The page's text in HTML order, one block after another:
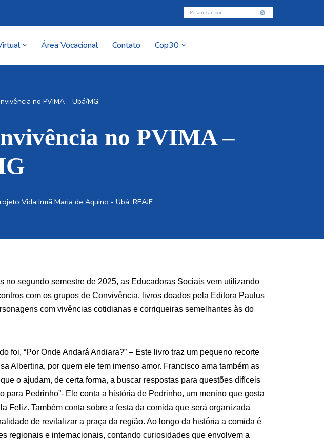
Área Vocacional Contato Cop30
no PVIMA – Ubá/MG
no PVIMA –
Vida Irmã Maria de Aquino - Ubá, REAJE
no segundo semestre de 2025, as Educadoras Sociais vem utilizando
com os grupos de Convivência, livros doados pela Editora Paulus
com vivências cotidianas e corriqueiras semelhantes às do
foi, “Por Onde Andará Andiara?” – Este livro traz um pequeno recorte
Albertina, por quem ele tem imenso amor. Francisco ama também as
o ajudam, de certa forma, a buscar respostas para questões difíceis
para Pedrinho”- Ele conta a história de Pedrinho, um menino que gosta
Feliz. Também conta sobre a festa da comida que será organizada
de revitalizar a praça da região. Ao longo da história a comida é
regionais e internacionais, contando curiosidades que envolvem a